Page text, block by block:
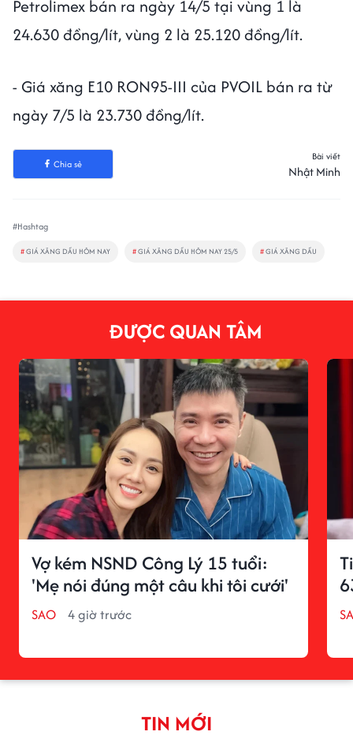
Petrolimex bán ra ngày 14/5 tại vùng 1 là
24.630 đồng/lít, vùng 2 là 25.120 đồng/lít.
- Giá xăng E10 RON95-III của PVOIL bán ra từ
ngày 7/5 là 23.730 đồng/lít.
Chia sẻ
Bài viết
Nhật Minh
#Hashtag
#GIÁ XĂNG DẦU HÔM NAY #GIÁ XĂNG DẦU HÔM NAY 25/5 #GIÁ XĂNG DẦU
ĐƯỢC QUAN TÂM
Vợ kém NSND Công Lý 15 tuổi:
'Mẹ nói đúng một câu khi tôi cưới'
SAO 4 giờ trước
TIN MỚI